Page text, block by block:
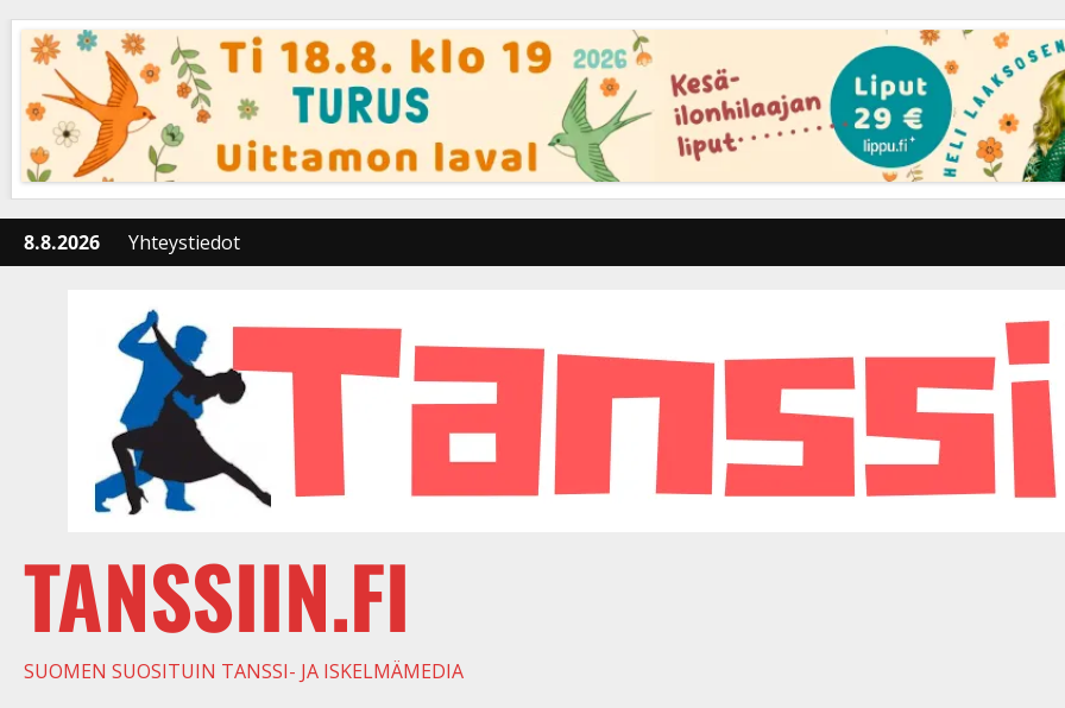
content
8.8.2026 Yhteystiedot
TANSSIIN.FI
SUOMEN SUOSITUIN TANSSI- JA ISKELMÄMEDIA